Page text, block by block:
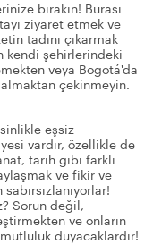
bırakın! Burası
ziyaret etmek ve
tadını çıkarmak
kendi şehirlerindeki
veya Bogotá'da
çekinmeyin.
eşsiz
vardır, özellikle de
tarih gibi farklı
ve fikir ve
Sorun değil,
ve onların
duyacaklardır!